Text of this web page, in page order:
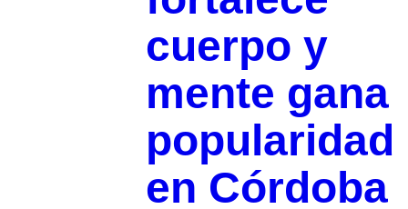
cuerpo y
mente gana
popularidad
en Córdoba